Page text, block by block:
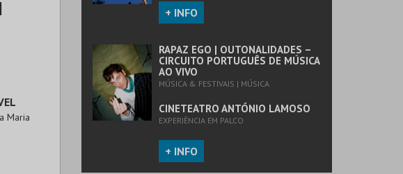
Maria
+ INFO
RAPAZ EGO | OUTONALIDADES –
CIRCUITO PORTUGUÊS DE MÚSICA
AO VIVO
MÚSICA & FESTIVAIS | MÚSICA
CINETEATRO ANTÓNIO LAMOSO
EXPERIÊNCIA EM PALCO
+ INFO